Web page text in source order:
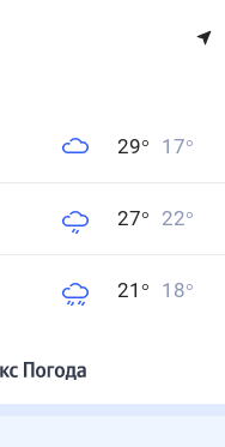
29° 17°
27° 22°
21 ° 18°